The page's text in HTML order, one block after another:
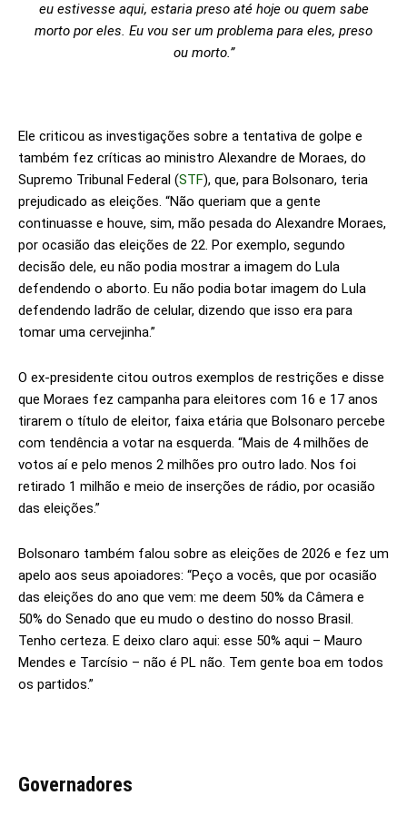
eu estivesse aqui, estaria preso até hoje ou quem sabe
morto por eles. Eu vou ser um problema para eles, preso
ou morto.”
Ele criticou as investigações sobre a tentativa de golpe e
também fez críticas ao ministro Alexandre de Moraes, do
Supremo Tribunal Federal (STF), que, para Bolsonaro, teria
prejudicado as eleições. “Não queriam que a gente
continuasse e houve, sim, mão pesada do Alexandre Moraes,
por ocasião das eleições de 22. Por exemplo, segundo
decisão dele, eu não podia mostrar a imagem do Lula
defendendo o aborto. Eu não podia botar imagem do Lula
defendendo ladrão de celular, dizendo que isso era para
tomar uma cervejinha.”
O ex-presidente citou outros exemplos de restrições e disse
que Moraes fez campanha para eleitores com 16 e 17 anos
tirarem o título de eleitor, faixa etária que Bolsonaro percebe
com tendência a votar na esquerda. “Mais de 4 milhões de
votos aí e pelo menos 2 milhões pro outro lado. Nos foi
retirado 1 milhão e meio de inserções de rádio, por ocasião
das eleições.”
Bolsonaro também falou sobre as eleições de 2026 e fez um
apelo aos seus apoiadores: “Peço a vocês, que por ocasião
das eleições do ano que vem: me deem 50% da Câmera e
50% do Senado que eu mudo o destino do nosso Brasil.
Tenho certeza. E deixo claro aqui: esse 50% aqui – Mauro
Mendes e Tarcísio – não é PL não. Tem gente boa em todos
os partidos.”
Governadores